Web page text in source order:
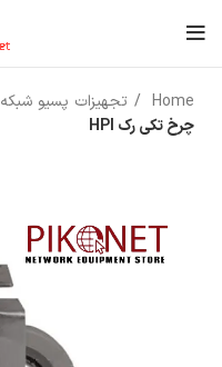
Home تجهیزات پسیو شبکه
چرخ تکی رک HPI